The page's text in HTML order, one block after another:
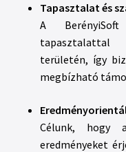
Tapasztalat és
A
tapasztalattal
területén, így
megbízható
Célunk, hogy
eredményeket